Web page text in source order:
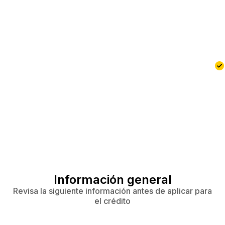
Información general
Revisa la siguiente información antes de aplicar para
el crédito